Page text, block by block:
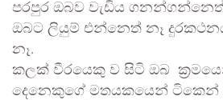
පරපුර ඔබව වැඩිය ගනන්ගන්නෙත්
ඔබට ලියුම් එන්නෙත් නෑ
නෑ.
කලක් වීරයෙකු ව සිටි ඔබ
දෙනෙකුගේ මතයකයෙන්